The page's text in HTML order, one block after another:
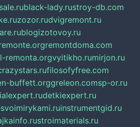
black-lady.rustroy-db.com
zozor.rudvigremont.ru
blogizotovoy.ru
remontdoma.com
remonta.orgvyitikho.rumirjon.ru
filosofyfree.com
buffett.orggreleon.comsp-or.ru
detkiexpert.ru
instrumentgid.ru
stroimaterials.ru